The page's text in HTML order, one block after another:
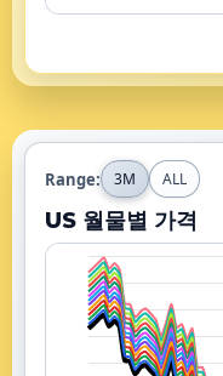
Range: 3M ALL
US 월물별 가격